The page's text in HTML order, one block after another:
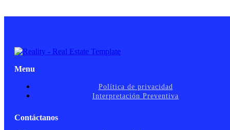
Menu
Política de privacidad
Interpretación Preventiva
Contáctanos